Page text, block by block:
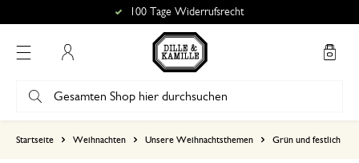
100 Tage Widerrufsrecht
Startseite Weihnachten Unsere Weihnachtsthemen Grün und festlich